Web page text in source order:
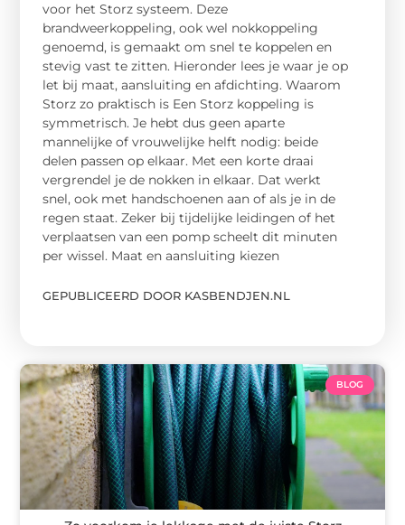
voor het Storz systeem. Deze
brandweerkoppeling, ook wel nokkoppeling
genoemd, is gemaakt om snel te koppelen en
stevig vast te zitten. Hieronder lees je waar je op
let bij maat, aansluiting en afdichting. Waarom
Storz zo praktisch is Een Storz koppeling is
symmetrisch. Je hebt dus geen aparte
mannelijke of vrouwelijke helft nodig: beide
delen passen op elkaar. Met een korte draai
vergrendel je de nokken in elkaar. Dat werkt
snel, ook met handschoenen aan of als je in de
regen staat. Zeker bij tijdelijke leidingen of het
verplaatsen van een pomp scheelt dit minuten
per wissel. Maat en aansluiting kiezen
GEPUBLICEERD DOOR KASBENDJEN.NL
BLOG